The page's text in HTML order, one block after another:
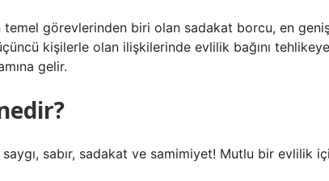
görevlerinden biri olan sadakat borcu, en
kişilerle olan ilişkilerinde evlilik bağını
gelir.
sabır, sadakat ve samimiyet! Mutlu bir evlilik